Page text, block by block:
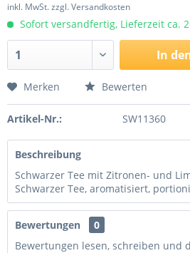
inkl. MwSt.zzgl. Versandkosten
Sofort versandfertig, Lieferzeit ca.
In
Merken Bewerten
Artikel-Nr.: SW11360
Beschreibung
Schwarzer Tee mit Zitronen- und
Schwarzer Tee, aromatisiert,
Bewertungen
0
Bewertungen lesen, schreiben und